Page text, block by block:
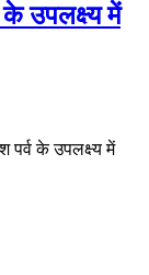
उपलक्ष्य में
पर्व के उपलक्ष्य में